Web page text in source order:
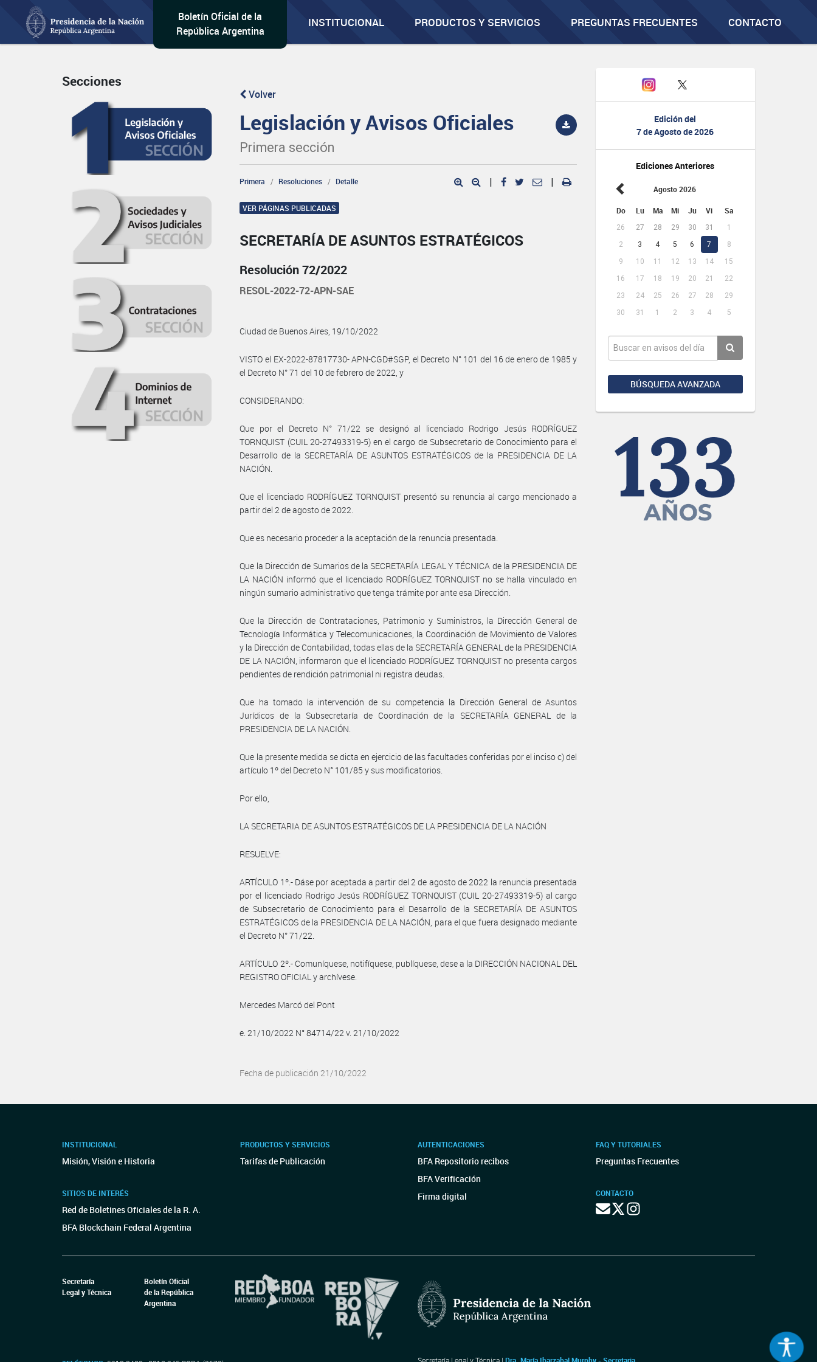
Boletín Oficial de la
República Argentina
INSTITUCIONAL PRODUCTOS Y SERVICIOS PREGUNTAS FRECUENTES CONTACTO
Edición del
7 de Agosto de 2026
Ediciones Anteriores
Agosto 2026
Do Lu Ma Mi Ju Vi Sa
26 27 28 29 30 31
1
2
3 4 5 6 7
8
9
10 11 12 13 14
15
16
17 18 19 20 21
22
23
24 25 26 27 28
29
30
31 1 2 3 4 5
BÚSQUEDA AVANZADA
Secciones
Volver
Legislación y Avisos Oficiales
Primera sección
Primera Resoluciones Detalle | |
VER PÁGINAS PUBLICADAS
SECRETARÍA DE ASUNTOS ESTRATÉGICOS
Resolución 72/2022
RESOL-2022-72-APN-SAE
Ciudad de Buenos Aires, 19/10/2022
VISTO el EX-2022-87817730- APN-CGD#SGP, el Decreto N° 101 del 16 de enero de 1985 y
el Decreto N° 71 del 10 de febrero de 2022, y
CONSIDERANDO:
Que por el Decreto N° 71/22 se designó al licenciado Rodrigo Jesús RODRÍGUEZ
TORNQUIST (CUIL 20-27493319-5) en el cargo de Subsecretario de Conocimiento para el
Desarrollo de la SECRETARÍA DE ASUNTOS ESTRATÉGICOS de la PRESIDENCIA DE LA
NACIÓN.
Que el licenciado RODRÍGUEZ TORNQUIST presentó su renuncia al cargo mencionado a
partir del 2 de agosto de 2022.
Que es necesario proceder a la aceptación de la renuncia presentada.
Que la Dirección de Sumarios de la SECRETARÍA LEGAL Y TÉCNICA de la PRESIDENCIA DE
LA NACIÓN informó que el licenciado RODRÍGUEZ TORNQUIST no se halla vinculado en
ningún sumario administrativo que tenga trámite por ante esa Dirección.
Que la Dirección de Contrataciones, Patrimonio y Suministros, la Dirección General de
Tecnología Informática y Telecomunicaciones, la Coordinación de Movimiento de Valores
y la Dirección de Contabilidad, todas ellas de la SECRETARÍA GENERAL de la PRESIDENCIA
DE LA NACIÓN, informaron que el licenciado RODRÍGUEZ TORNQUIST no presenta cargos
pendientes de rendición patrimonial ni registra deudas.
Que ha tomado la intervención de su competencia la Dirección General de Asuntos
Jurídicos de la Subsecretaría de Coordinación de la SECRETARÍA GENERAL de la
PRESIDENCIA DE LA NACIÓN.
Que la presente medida se dicta en ejercicio de las facultades conferidas por el inciso c) del
artículo 1º del Decreto N° 101/85 y sus modificatorios.
Por ello,
LA SECRETARIA DE ASUNTOS ESTRATÉGICOS DE LA PRESIDENCIA DE LA NACIÓN
RESUELVE:
ARTÍCULO 1º.- Dáse por aceptada a partir del 2 de agosto de 2022 la renuncia presentada
por el licenciado Rodrigo Jesús RODRÍGUEZ TORNQUIST (CUIL 20-27493319-5) al cargo
de Subsecretario de Conocimiento para el Desarrollo de la SECRETARÍA DE ASUNTOS
ESTRATÉGICOS de la PRESIDENCIA DE LA NACIÓN, para el que fuera designado mediante
el Decreto N° 71/22.
ARTÍCULO 2º.- Comuníquese, notifíquese, publíquese, dese a la DIRECCIÓN NACIONAL DEL
REGISTRO OFICIAL y archívese.
Mercedes Marcó del Pont
e. 21/10/2022 N° 84714/22 v. 21/10/2022
Fecha de publicación 21/10/2022
INSTITUCIONAL
Misión, Visión e Historia
SITIOS DE INTERÉS
Red de Boletines Oficiales de la R. A.
BFA Blockchain Federal Argentina
PRODUCTOS Y SERVICIOS
Tarifas de Publicación
AUTENTICACIONES
BFA Repositorio recibos
BFA Verificación
Firma digital
FAQ Y TUTORIALES
Preguntas Frecuentes
CONTACTO
Secretaría
Legal y Técnica
Boletín Oficial
de la República
Argentina